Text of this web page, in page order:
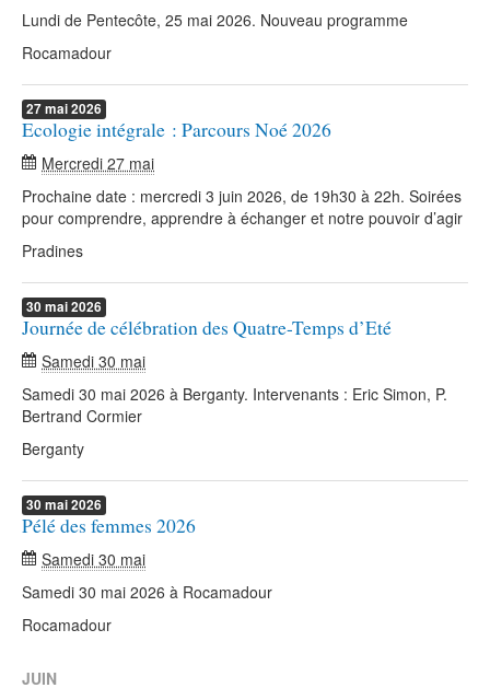
Lundi de Pentecôte, 25 mai 2026. Nouveau programme
Rocamadour
27mai2026
Ecologie intégrale : Parcours Noé 2026
Mercredi 27 mai
Prochaine date : mercredi 3 juin 2026, de 19h30 à 22h. Soirées
pour comprendre, apprendre à échanger et notre pouvoir d’agir
Pradines
30 mai2026
Journée de célébration des Quatre-Temps d’Eté
Samedi 30 mai
Samedi 30 mai 2026 à Berganty. Intervenants : Eric Simon, P.
Bertrand Cormier
Berganty
30 mai2026
Pélé des femmes 2026
Samedi 30 mai
Samedi 30 mai 2026 à Rocamadour
Rocamadour
JUIN